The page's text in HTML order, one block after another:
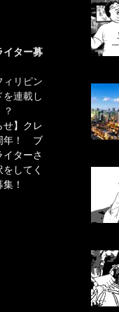
イター募
ィリピン
を連載し
せ】クレ
年！ ブ
イターさ
してく
！